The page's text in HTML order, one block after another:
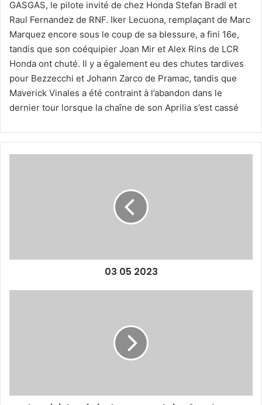
GASGAS, le pilote invité de chez Honda Stefan Bradl et
Raul Fernandez de RNF. Iker Lecuona, remplaçant de Marc
Marquez encore sous le coup de sa blessure, a fini 16e,
tandis que son coéquipier Joan Mir et Alex Rins de LCR
Honda ont chuté. Il y a également eu des chutes tardives
pour Bezzecchi et Johann Zarco de Pramac, tandis que
Maverick Vinales a été contraint à l’abandon dans le
dernier tour lorsque la chaîne de son Aprilia s’est cassé
03 05 2023
en